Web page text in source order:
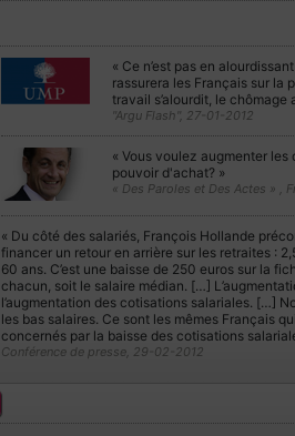
« Ce n’est pas en
rassurera les Français sur la
travail s’alourdit, le chômage
"Argu Flash", 27-01-2012
« Vous voulez augmenter
pouvoir d'achat? »
« Des Paroles et Des Actes » ,
« Du côté des salariés, François Hollande
financer un retour en arrière sur les retraites :
60 ans. C’est une baisse de 250 euros sur la
chacun, soit le salaire médian. […]
l’augmentation des cotisations salariales. […]
les bas salaires. Ce sont les mêmes Français
concernés par la baisse des cotisations
Conférence de presse, 29-02-2012